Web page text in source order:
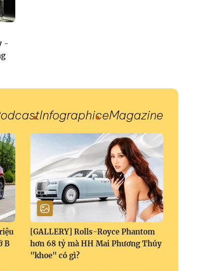
-
InfographiceMagazine
B
[GALLERY] Rolls-Royce Phantom
hơn 68 tỷ mà HH Mai Phương Thúy
"khoe" có gì?